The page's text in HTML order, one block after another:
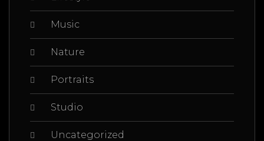
Music
Nature
Portraits
Studio
Uncategorized